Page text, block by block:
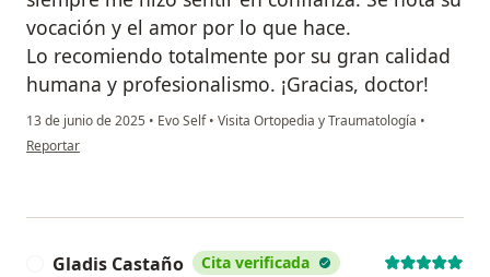
vocación y el amor por lo que hace.
Lo recomiendo totalmente por su gran calidad
humana y profesionalismo. ¡Gracias, doctor!
13 de junio de 2025 • Evo Self• Visita Ortopedia y Traumatología •
en opinión del usuario Catalina Ospina
Reportar
Gladis Castaño Cita verificada